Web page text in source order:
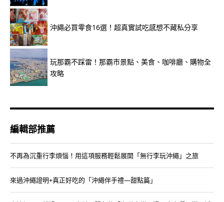
沖繩必買零食16選！超真實試吃感想不藏私分享
玩那霸不踩雷！那霸市景點、美食、咖啡廳、購物全
攻略
編輯部推薦
不再為沉重行李煩惱！用這項服務輕鬆展開「無行李玩沖繩」之旅
來過沖繩證明+真正好吃的「沖繩伴手禮—甜點篇」